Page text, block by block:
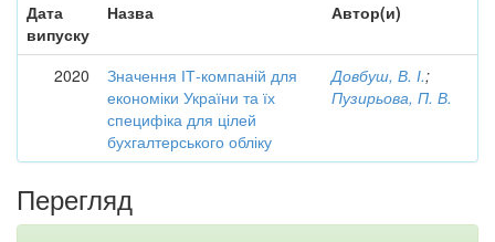
Дата
випуску
Назва Автор(и)
2020
Значення ІТ-компаній для
економіки України та їх
специфіка для цілей
бухгалтерського обліку
Довбуш, В. І.;
Пузирьова, П. В.
Перегляд